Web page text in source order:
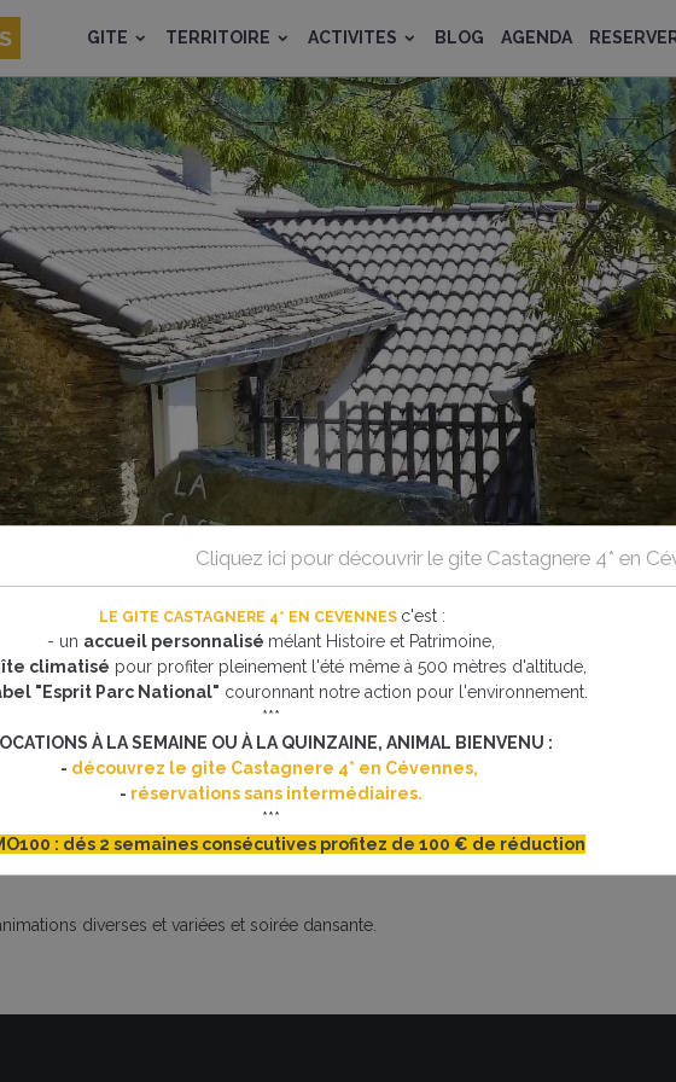
GITE TERRITOIRE ACTIVITES BLOG AGENDA
de Génolhac
diverses et variées et soirée dansante.
Cliquez ici pour découvrir le gite Castagnere 4* en
LE GITE CASTAGNERE 4* EN CEVENNES c'est :
- un accueil personnalisé mélant Histoire et Patrimoine,
climatisé pour profiter pleinement l'été même à 500 mètres d'altitude,
"Esprit Parc National" couronnant notre action pour l'environnement.
***
À LA SEMAINE OU À LA QUINZAINE, ANIMAL BIENVENU :
- découvrez le gite Castagnere 4* en Cévennes,
- réservations sans intermédiaires.
***
: dés 2 semaines consécutives profitez de 100 € de réduction